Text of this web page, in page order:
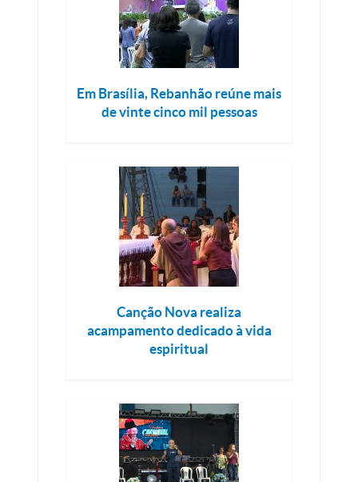
Em Brasília, Rebanhão reúne mais
de vinte cinco mil pessoas
Canção Nova realiza
acampamento dedicado à vida
espiritual